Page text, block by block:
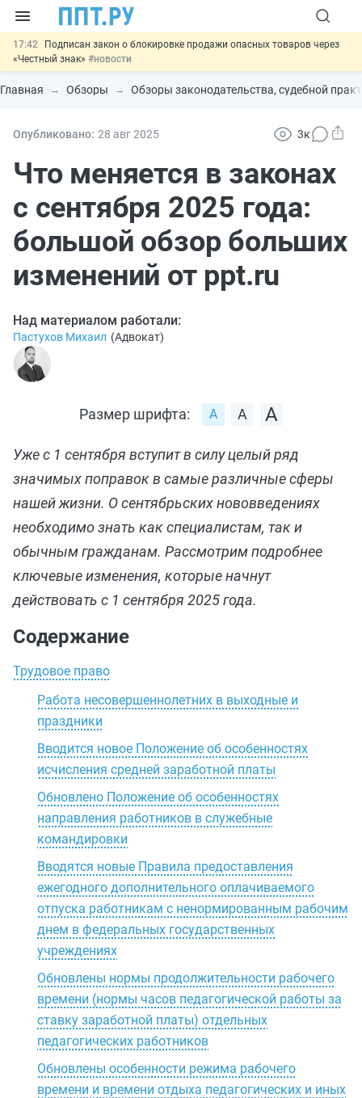
17:42
Подписан закон о блокировке продажи опасных товаров через
«Честный знак» #новости
17:17 Дистанционную работу беременных пропишут в ТК РФ#новости
15:25 Изменят правила контроля за подрядчиками ИЖС с эскроу-
11:31
отношений
#новости
Главная Обзоры Обзоры законодательства, судебной
Опубликовано: 28 авг2025 3к
Что меняется в законах
с сентября 2025 года:
большой обзор больших
изменений от ppt.ru
Над материалом работали:
Пастухов Михаил (Адвокат)
Размер шрифта:
Уже с 1 сентября вступит в силу целый ряд
значимых поправок в самые различные сферы
нашей жизни. О сентябрьских нововведениях
необходимо знать как специалистам, так и
обычным гражданам. Рассмотрим подробнее
ключевые изменения, которые начнут
действовать с 1 сентября 2025 года.
Содержание
Трудовое право
Работа несовершеннолетних в выходные и
праздники
Вводится новое Положение об особенностях
исчисления средней заработной платы
Обновлено Положение об особенностях
направления работников в служебные
командировки
Вводятся новые Правила предоставления
ежегодного дополнительного оплачиваемого
отпуска работникам с ненормированным рабочим
днем в федеральных государственных
учреждениях
Обновлены нормы продолжительности рабочего
времени (нормы часов педагогической работы за
ставку заработной платы) отдельных
педагогических работников
Обновлены особенности режима рабочего
времени и времени отдыха педагогических и иных